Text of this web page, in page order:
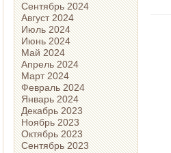
Сентябрь 2024
Август 2024
Июль 2024
Июнь 2024
Май 2024
Апрель 2024
Март 2024
Февраль 2024
Январь 2024
Декабрь 2023
Ноябрь 2023
Октябрь 2023
Сентябрь 2023